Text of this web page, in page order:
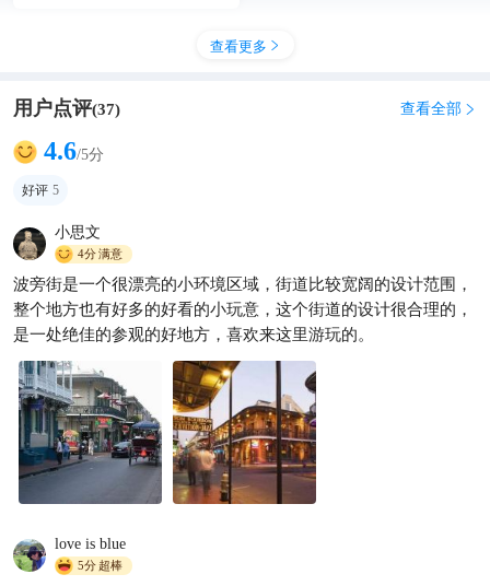
波旁街
咖啡不加糖奥
查看更多 
用户点评(37) 查看全部 
4.6/5分
好评 5
小思文
4分满意
波旁街是一个很漂亮的小环境区域，街道比较宽阔的设计范围，
整个地方也有好多的好看的小玩意，这个街道的设计很合理的，
是一处绝佳的参观的好地方，喜欢来这里游玩的。
love is blue
5分超棒